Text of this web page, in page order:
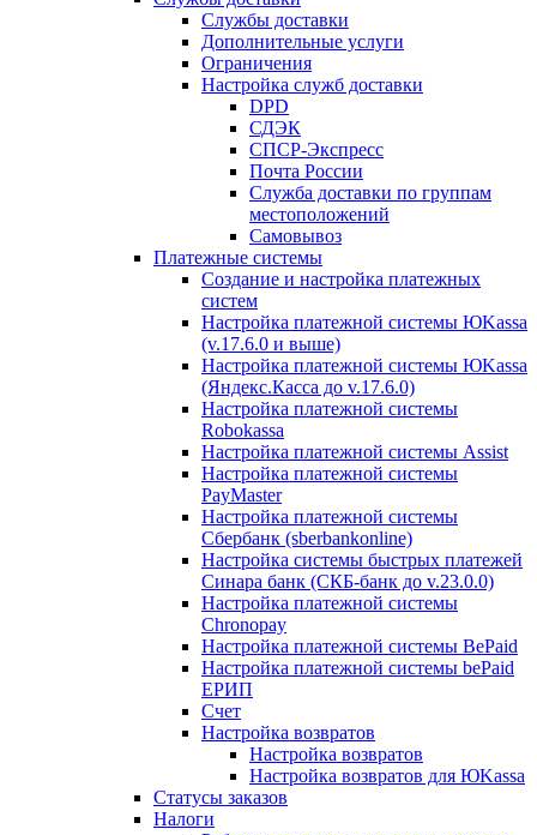
Службы доставки
Дополнительные услуги
Ограничения
Настройка служб доставки
DPD
СДЭК
СПСР-Экспресс
Почта России
Служба доставки по группам
местоположений
Самовывоз
Платежные системы
Создание и настройка платежных
систем
Настройка платежной системы ЮKassa
(v.17.6.0 и выше)
Настройка платежной системы ЮKassa
(Яндекс.Касса до v.17.6.0)
Настройка платежной системы
Robokassa
Настройка платежной системы Assist
Настройка платежной системы
PayMaster
Настройка платежной системы
Сбербанк (sberbankonline)
Настройка системы быстрых платежей
Синара банк (СКБ-банк до v.23.0.0)
Настройка платежной системы
Chronopay
Настройка платежной системы BePaid
Настройка платежной системы bePaid
ЕРИП
Счет
Настройка возвратов
Настройка возвратов
Настройка возвратов для ЮKassa
Статусы заказов
Налоги